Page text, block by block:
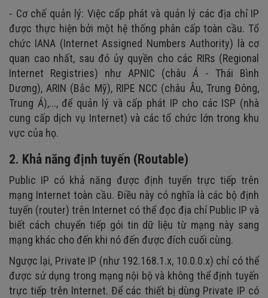
- Cơ chế quản lý: Việc cấp phát và quản lý các địa chỉ IP
được thực hiện bởi một hệ thống phân cấp toàn cầu. Tổ
chức IANA (Internet Assigned Numbers Authority) là cơ
quan cao nhất, sau đó ủy quyền cho các RIRs (Regional
Internet Registries) như APNIC (châu Á - Thái Bình
Dương), ARIN (Bắc Mỹ), RIPE NCC (châu Âu, Trung Đông,
Trung Á),..., để quản lý và cấp phát IP cho các ISP (nhà
cung cấp dịch vụ Internet) và các tổ chức lớn trong khu
vực của họ.
2. Khả năng định tuyến (Routable)
Public IP có khả năng được định tuyến trực tiếp trên
mạng Internet toàn cầu. Điều này có nghĩa là các bộ định
tuyến (router) trên Internet có thể đọc địa chỉ Public IP và
biết cách chuyển tiếp gói tin dữ liệu từ mạng này sang
mạng khác cho đến khi nó đến được đích cuối cùng.
Ngược lại, Private IP (như 192.168.1.x, 10.0.0.x) chỉ có thể
được sử dụng trong mạng nội bộ và không thể định tuyến
trực tiếp trên Internet. Để các thiết bị dùng Private IP có